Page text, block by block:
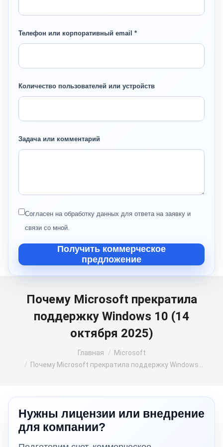
Почему Microsoft прекратила
поддержку Windows 10 (14
октября 2025)
Главная
Microsoft
Почему Microsoft прекратила поддержку Windows…
Телефон или корпоративный email *
Количество пользователей или устройств
Задача или комментарий
Согласен на обработку данных для ответа на заявку и
связи со мной.
Получить коммерческое
предложение
Нужны лицензии или внедрение
для компании?